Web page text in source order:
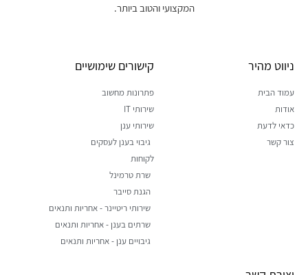
המקצועי והטוב ביותר.
ניווט מהיר
עמוד הבית
אודות
כדאי לדעת
צור קשר
קישורים שימושיים
פתרונות מחשוב
שירותי IT
שירותי ענן
גיבוי בענן לעסקים
לקוחות
שרת טרמינל
הגנת סייבר
שירותי ריטיינר - אחריות ותנאים
שרתים בענן - אחריות ותנאים
גיבויים ענן - אחריות ותנאים